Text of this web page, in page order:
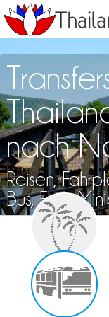
nach
Reisen,
Bus, Flug,